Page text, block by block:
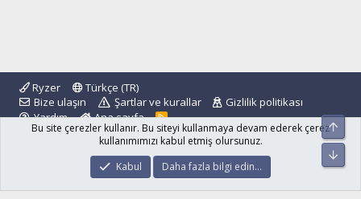
Ryzer
Türkçe (TR)
Bize ulaşın
Şartlar ve kurallar
Gizlilik politikası
Yardım
Ana sayfa
R
S
S
Community platform by XenForo ® © 2010-2024 XenForo Ltd.
© 2001 - 2024
Bu site çerezler kullanır. Bu siteyi kullanmaya devam ederek çerez
kullanımımızı kabul etmiş olursunuz.
Kabul
Daha fazla bilgi edin…
Üst
Alt